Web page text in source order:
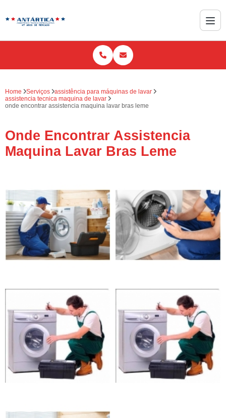
Home Serviços
assistência para máquinas de lavar
assistencia tecnica maquina de lavar
onde encontrar assistencia maquina lavar bras leme
Onde Encontrar Assistencia
Maquina Lavar Bras Leme